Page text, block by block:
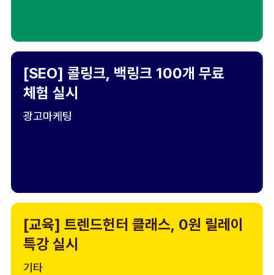
[SEO] 콜링크, 백링크 100개 무료
체험 실시
광고마케팅
[교육] 트렌드헌터 클래스, 0원 릴레이
특강 실시
기타